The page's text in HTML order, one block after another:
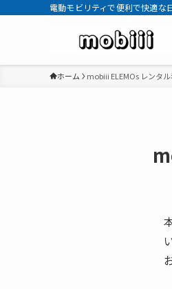
電動モビリティで便利で快適な
ホーム mobiii ELEMOs レンタ